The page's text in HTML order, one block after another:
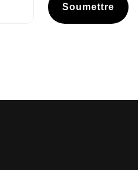
Soumettre